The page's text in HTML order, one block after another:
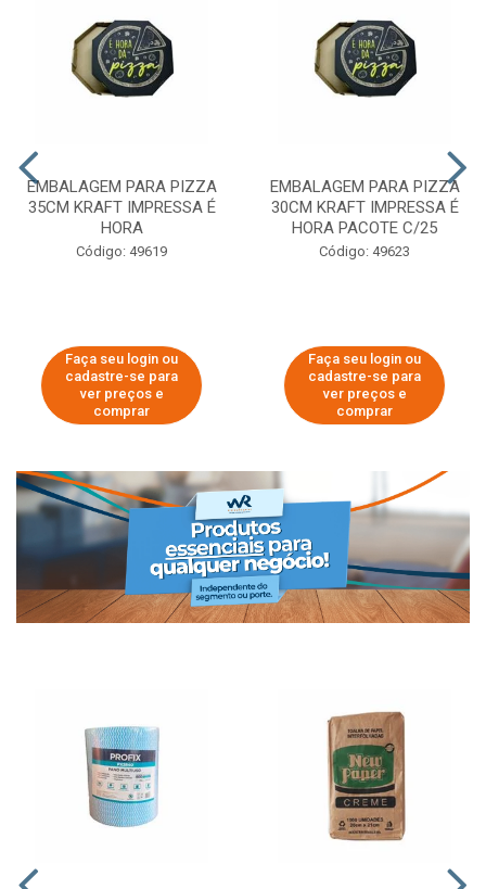
EMBALAGEM PARA PIZZA
35CM KRAFT IMPRESSA É
HORA
Código: 49619
Faça seu login ou
cadastre-se para
ver preços e
comprar
EMBALAGEM PARA PIZZA
30CM KRAFT IMPRESSA É
HORA PACOTE C/25
Código: 49623
Faça seu login ou
cadastre-se para
ver preços e
comprar